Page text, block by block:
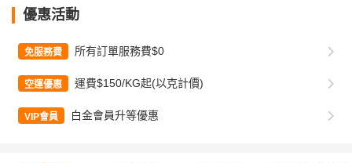
優惠活動
免服務費 所有訂單服務費$0
空運優惠 運費$150/KG起(以克計價)
VIP會員 白金會員升等優惠